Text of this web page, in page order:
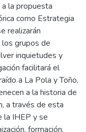
a la propuesta
como Estrategia
realizarán
grupos de
inquietudes y
facilitará el
a La Pola y Toño,
a la historia de
a través de esta
la IHEP y se
formación,